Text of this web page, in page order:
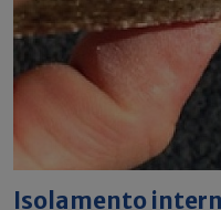
Isolamento